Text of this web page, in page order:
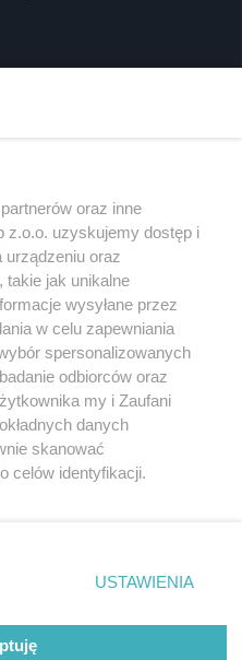
/ 0
korzystania z portali
Skontakuj sięz nami
Kontakt
Wydawca
Redakcja
oraz inne
z.o.o. uzyskujemy dostęp i
urządzeniu oraz
takie jak unikalne
wysyłane przez
w celu zapewniania
spersonalizowanych
odbiorców oraz
my i Zaufani
danych
skanować
celów identyfikacji.
ustawień prywatności
rogu strony
nie wymagają zgody
się takiemu
USTAWIENIA